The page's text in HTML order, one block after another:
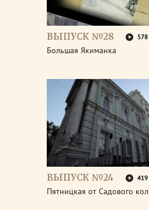
ВЫПУСК №28
Большая Якиманка
ВЫПУСК №24 419
Пятницкая от Садового